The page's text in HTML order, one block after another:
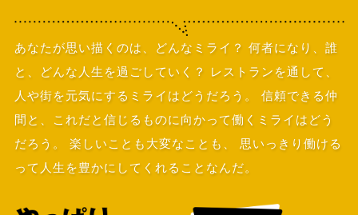
あなたが思い描くのは、どんなミライ？ 何者になり、誰
と、どんな人生を過ごしていく？
レストランを通して、
人や街を元気にするミライはどうだろう。
信頼できる仲
間と、これだと信じるものに向かって働くミライはどう
だろう。
楽しいことも大変なことも、
思いっきり働ける
って人生を豊かにしてくれることなんだ。